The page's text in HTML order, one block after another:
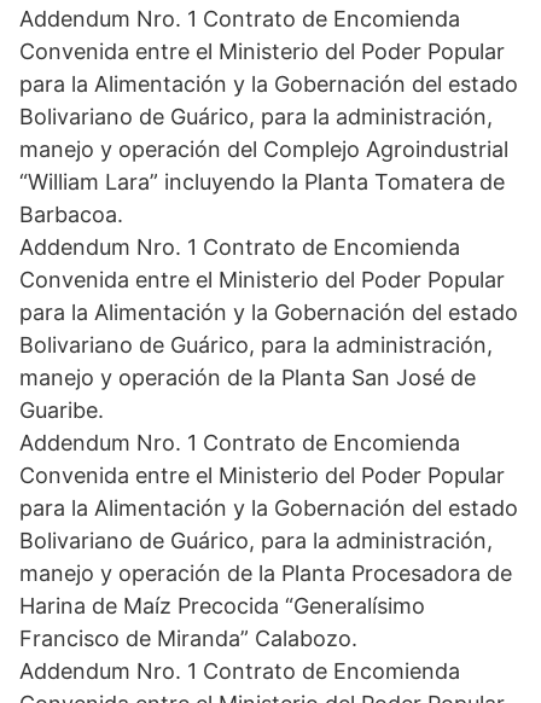
Addendum Nro. 1 Contrato de Encomienda
Convenida entre el Ministerio del Poder Popular
para la Alimentación y la Gobernación del estado
Bolivariano de Guárico, para la administración,
manejo y operación del Complejo Agroindustrial
“William Lara” incluyendo la Planta Tomatera de
Barbacoa.
Addendum Nro. 1 Contrato de Encomienda
Convenida entre el Ministerio del Poder Popular
para la Alimentación y la Gobernación del estado
Bolivariano de Guárico, para la administración,
manejo y operación de la Planta San José de
Guaribe.
Addendum Nro. 1 Contrato de Encomienda
Convenida entre el Ministerio del Poder Popular
para la Alimentación y la Gobernación del estado
Bolivariano de Guárico, para la administración,
manejo y operación de la Planta Procesadora de
Harina de Maíz Precocida “Generalísimo
Francisco de Miranda” Calabozo.
Addendum Nro. 1 Contrato de Encomienda